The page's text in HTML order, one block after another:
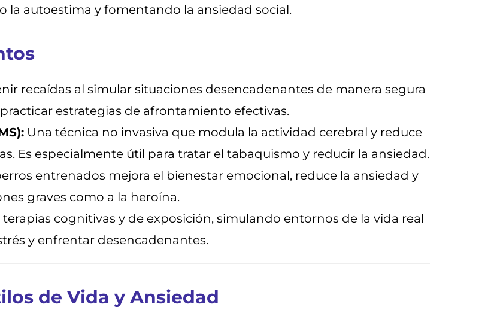
la autoestima y fomentando la ansiedad social.
recaídas al simular situaciones desencadenantes de manera segura
estrategias de afrontamiento efectivas.
Una técnica no invasiva que modula la actividad cerebral y reduce
Es especialmente útil para tratar el tabaquismo y reducir la ansiedad.
entrenados mejora el bienestar emocional, reduce la ansiedad y
graves como a la heroína.
cognitivas y de exposición, simulando entornos de la vida real
y enfrentar desencadenantes.
de Vida y Ansiedad